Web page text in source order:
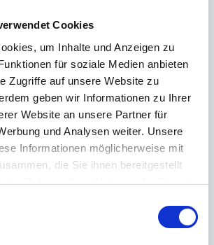
Cookies
um Inhalte und Anzeigen zu
für soziale Medien anbieten
Zugriffe auf unsere Website zu
geben wir Informationen zu Ihrer
Website an unsere Partner für
und Analysen weiter. Unsere
Informationen möglicherweise mit
die Sie ihnen bereitgestellt
im Rahmen Ihrer Nutzung der Dienste
finden Sie in unserer
Modul als Erweiterung
Mit diesem Modul verhält
genau so, wie sie es gerne
einer Krankmeldung über die AU
Buchung (Urlaub,
Gehen Buchungen etc.)
Die Ursprüngliche Buchung
bestehen und ist damit auch
wird aber durch die
über die Erweiterung eAU zu